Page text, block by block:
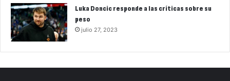
Luka Doncic responde a las críticas sobre su
peso
julio 27, 2023